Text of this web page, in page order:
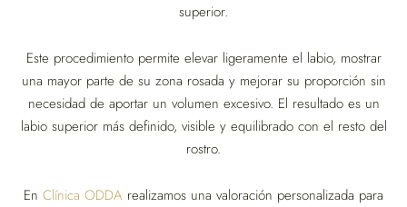
superior.
Este procedimiento permite elevar ligeramente el labio, mostrar
una mayor parte de su zona rosada y mejorar su proporción sin
necesidad de aportar un volumen excesivo. El resultado es un
labio superior más definido, visible y equilibrado con el resto del
rostro.
En Clínica ODDA realizamos una valoración personalizada para